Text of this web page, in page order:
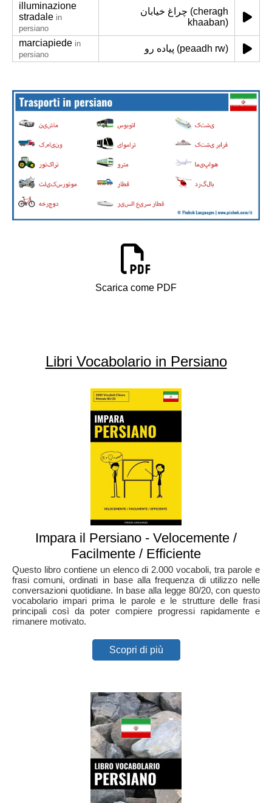
illuminazione
stradale in
persiano
چراغ خیابان (cheragh
khaaban)
marciapiede in
persiano
پیاده رو (peaadh rw)
Scarica come PDF
Libri Vocabolario in Persiano
Impara il Persiano - Velocemente /
Facilmente / Efficiente
Questo libro contiene un elenco di 2.000 vocaboli, tra parole e
frasi comuni, ordinati in base alla frequenza di utilizzo nelle
conversazioni quotidiane. In base alla legge 80/20, con questo
vocabolario impari prima le parole e le strutture delle frasi
principali così da poter compiere progressi rapidamente e
rimanere motivato.
Scopri di più